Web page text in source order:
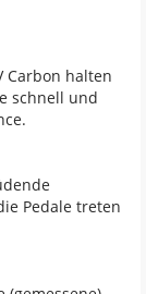
Carbon halten
schnell und
Pedale treten